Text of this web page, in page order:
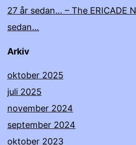
27 år sedan… – The ERICADE
sedan…
Arkiv
oktober 2025
juli 2025
november 2024
september 2024
oktober 2023